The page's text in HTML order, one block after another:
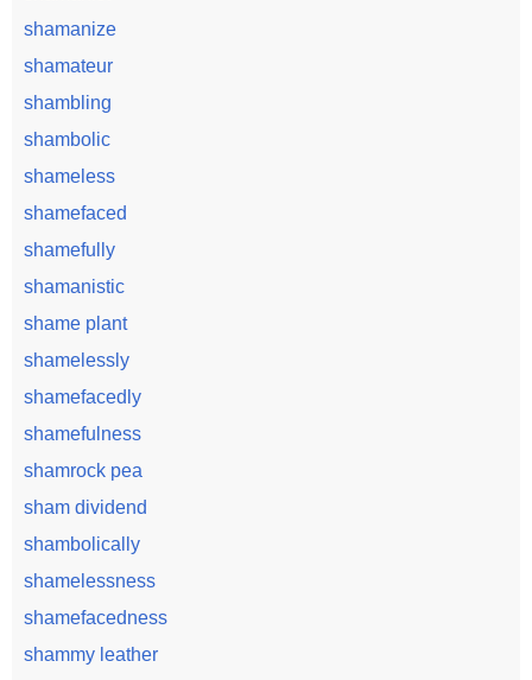
shamanize
shamateur
shambling
shambolic
shameless
shamefaced
shamefully
shamanistic
shame plant
shamelessly
shamefacedly
shamefulness
shamrock pea
sham dividend
shambolically
shamelessness
shamefacedness
shammy leather